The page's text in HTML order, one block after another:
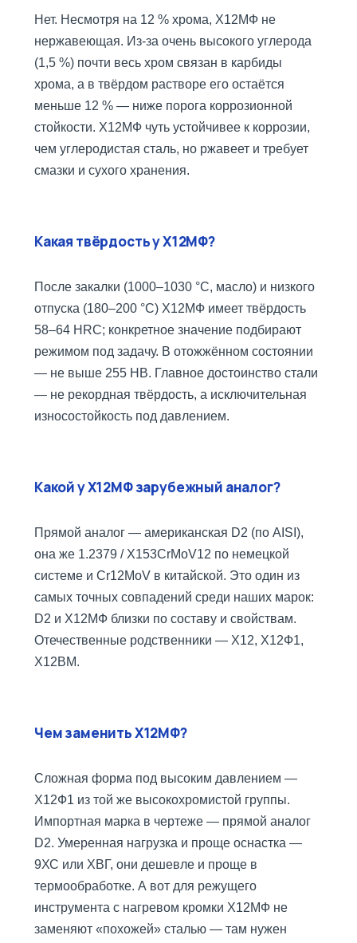
Нет. Несмотря на 12 % хрома, Х12МФ не
нержавеющая. Из-за очень высокого углерода
(1,5 %) почти весь хром связан в карбиды
хрома, а в твёрдом растворе его остаётся
меньше 12 % — ниже порога коррозионной
стойкости. Х12МФ чуть устойчивее к коррозии,
чем углеродистая сталь, но ржавеет и требует
смазки и сухого хранения.
Какая твёрдость у Х12МФ?
После закалки (1000–1030 °C, масло) и низкого
отпуска (180–200 °C) Х12МФ имеет твёрдость
58–64 HRC; конкретное значение подбирают
режимом под задачу. В отожжённом состоянии
— не выше 255 HB. Главное достоинство стали
— не рекордная твёрдость, а исключительная
износостойкость под давлением.
Какой у Х12МФ зарубежный аналог?
Прямой аналог — американская D2 (по AISI),
она же 1.2379 / X153CrMoV12 по немецкой
системе и Cr12MoV в китайской. Это один из
самых точных совпадений среди наших марок:
D2 и Х12МФ близки по составу и свойствам.
Отечественные родственники — Х12, Х12Ф1,
Х12ВМ.
Чем заменить Х12МФ?
Сложная форма под высоким давлением —
Х12Ф1 из той же высокохромистой группы.
Импортная марка в чертеже — прямой аналог
D2. Умеренная нагрузка и проще оснастка —
9ХС или ХВГ, они дешевле и проще в
термообработке. А вот для режущего
инструмента с нагревом кромки Х12МФ не
заменяют «похожей» сталью — там нужен